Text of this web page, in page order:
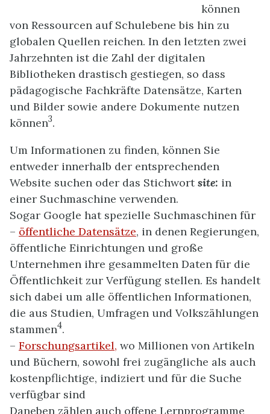
können
von Ressourcen auf Schulebene bis hin zu
globalen Quellen reichen. In den letzten zwei
Jahrzehnten ist die Zahl der digitalen
Bibliotheken drastisch gestiegen, so dass
pädagogische Fachkräfte Datensätze, Karten
und Bilder sowie andere Dokumente nutzen
können3.
Um Informationen zu finden, können Sie
entweder innerhalb der entsprechenden
Website suchen oder das Stichwortsite: in
einer Suchmaschine verwenden.
Sogar Google hat spezielle Suchmaschinen für
– öffentliche Datensätze, in denen Regierungen,
öffentliche Einrichtungen und große
Unternehmen ihre gesammelten Daten für die
Öffentlichkeit zur Verfügung stellen. Es handelt
sich dabei um alle öffentlichen Informationen,
die aus Studien, Umfragen und Volkszählungen
stammen4.
– Forschungsartikel, wo Millionen von Artikeln
und Büchern, sowohl frei zugängliche als auch
kostenpflichtige, indiziert und für die Suche
verfügbar sind
Daneben zählen auch offene Lernprogramme